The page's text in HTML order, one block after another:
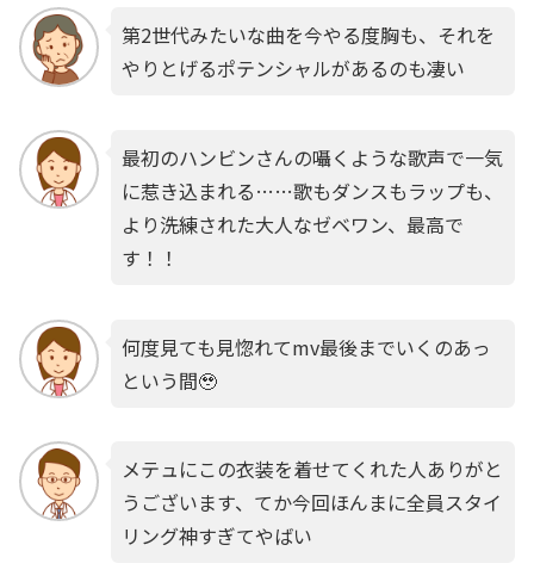
第2世代みたいな曲を今やる度胸も、それを
やりとげるポテンシャルがあるのも凄い
最初のハンビンさんの囁くような歌声で一気
に惹き込まれる……歌もダンスもラップも、
より洗練された大人なゼベワン、最高で
す！！
何度見ても見惚れてmv最後までいくのあっ
という間🥹
メテュにこの衣装を着せてくれた人ありがと
うございます、てか今回ほんまに全員スタイ
リング神すぎてやばい